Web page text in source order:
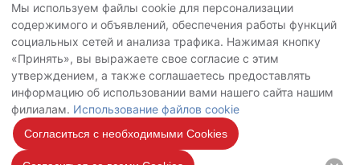
Мы используем файлы cookie для персонализации
содержимого и объявлений, обеспечения работы функций
социальных сетей и анализа трафика. Нажимая кнопку
«Принять», вы выражаете свое согласие с этим
утверждением, а также соглашаетесь предоставлять
информацию об использовании вами нашего сайта нашим
филиалам. Использование файлов cookie
Согласиться с необходимыми Cookies
Сравнение
Связь с Pantum
Новости
Контакты
Сервисные центры
Сервисная политика
Для сотрудников
Для партнеров
Личный кабинет
Copyright © 2026 Pantum International Limited. Все права защищены
Политика конфиденциальности
Политика обработки персональных данных
Использование файлов cookie